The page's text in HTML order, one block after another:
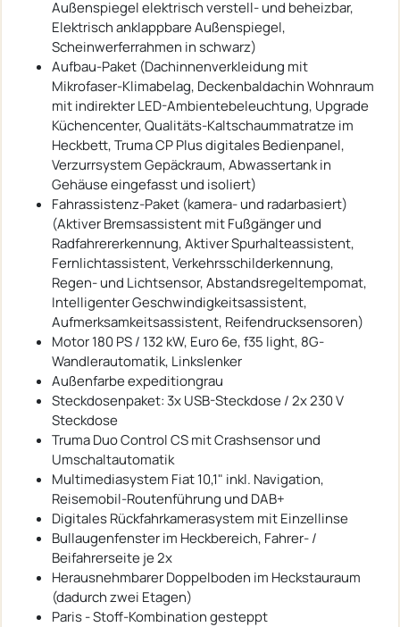
Außenspiegel elektrisch verstell- und beheizbar,
Elektrisch anklappbare Außenspiegel,
Scheinwerferrahmen in schwarz)
Aufbau-Paket (Dachinnenverkleidung mit
Mikrofaser-Klimabelag, Deckenbaldachin Wohnraum
mit indirekter LED-Ambientebeleuchtung, Upgrade
Küchencenter, Qualitäts-Kaltschaummatratze im
Heckbett, Truma CP Plus digitales Bedienpanel,
Verzurrsystem Gepäckraum, Abwassertank in
Gehäuse eingefasst und isoliert)
Fahrassistenz-Paket (kamera- und radarbasiert)
(Aktiver Bremsassistent mit Fußgänger und
Radfahrererkennung, Aktiver Spurhalteassistent,
Fernlichtassistent, Verkehrsschilderkennung,
Regen- und Lichtsensor, Abstandsregeltempomat,
Intelligenter Geschwindigkeitsassistent,
Aufmerksamkeitsassistent, Reifendrucksensoren)
Motor 180 PS / 132 kW, Euro 6e, f35 light, 8G-
Wandlerautomatik, Linkslenker
Außenfarbe expeditiongrau
Steckdosenpaket: 3x USB-Steckdose / 2x 230 V
Steckdose
Truma Duo Control CS mit Crashsensor und
Umschaltautomatik
Multimediasystem Fiat 10,1" inkl. Navigation,
Reisemobil-Routenführung und DAB+
Digitales Rückfahrkamerasystem mit Einzellinse
Bullaugenfenster im Heckbereich, Fahrer- /
Beifahrerseite je 2x
Herausnehmbarer Doppelboden im Heckstauraum
(dadurch zwei Etagen)
Paris - Stoff-Kombination gesteppt